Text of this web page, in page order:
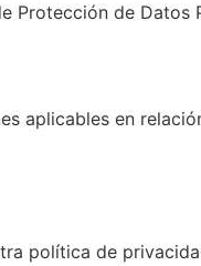
Protección de Datos
aplicables en
política de